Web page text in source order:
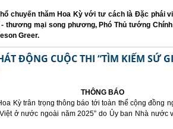
chuyến thăm Hoa Kỳ với tư cách là Đặc phái
thương mại song phương, Phó Thủ tướng
Greer.
ĐỘNG CUỘC THI “TÌM KIẾM SỨ
THÔNG BÁO
Kỳ trân trọng thông báo tới toàn thể cộng đồng
ở nước ngoài năm 2025” do Ủy ban Nhà